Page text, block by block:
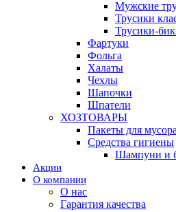
Мужские
Трусики
Трусики-
Фартуки
Фольга
Халаты
Чехлы
Шапочки
Шпатели
ХОЗТОВАРЫ
Пакеты для мусора
Средства гигиены
Шампуни и
Акции
О компании
О нас
Гарантия качества